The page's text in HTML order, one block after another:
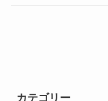
カテゴリー